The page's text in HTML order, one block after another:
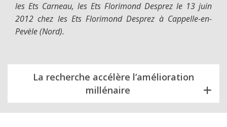
les Ets Carneau, les Ets Florimond Desprez le 13 juin
2012 chez les Ets Florimond Desprez à Cappelle-en-
Pevèle (Nord).
La recherche accélère l’amélioration
millénaire